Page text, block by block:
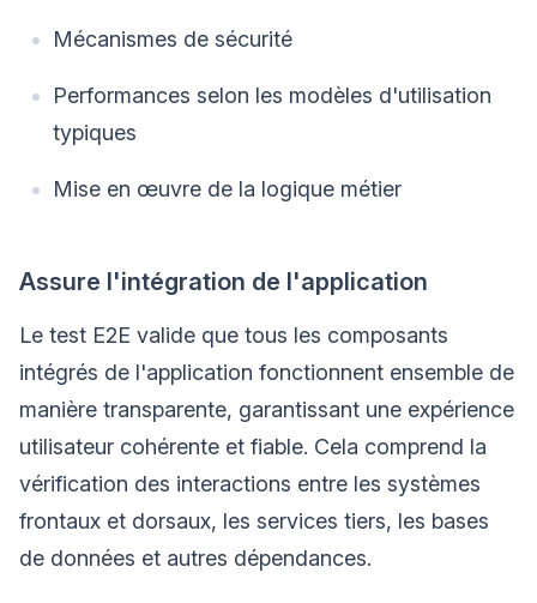
Mécanismes de sécurité
Performances selon les modèles d'utilisation
typiques
Mise en œuvre de la logique métier
Assure l'intégration de l'application
Le test E2E valide que tous les composants
intégrés de l'application fonctionnent ensemble de
manière transparente, garantissant une expérience
utilisateur cohérente et fiable. Cela comprend la
vérification des interactions entre les systèmes
frontaux et dorsaux, les services tiers, les bases
de données et autres dépendances.